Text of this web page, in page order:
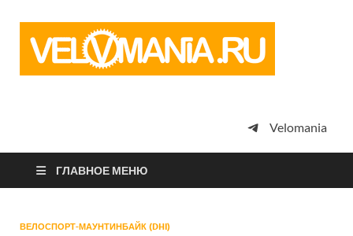
просто
Velomania
ГЛАВНОЕ МЕНЮ
ВЕЛОСПОРТ-МАУНТИНБАЙК (DHI)